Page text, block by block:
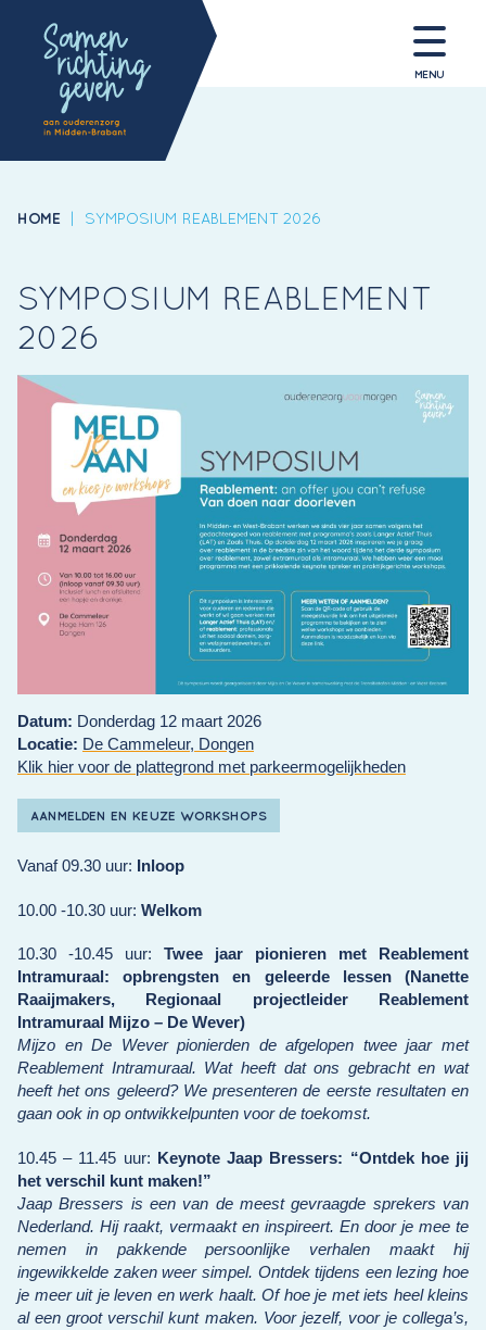
MENU
HOME | SYMPOSIUM REABLEMENT 2026
SYMPOSIUM REABLEMENT
2026
Datum: Donderdag 12 maart 2026
Locatie: De Cammeleur, Dongen
Klik hier voor de plattegrond met parkeermogelijkheden
AANMELDEN EN KEUZE WORKSHOPS
Vanaf 09.30 uur: Inloop
10.00 -10.30 uur: Welkom
10.30 -10.45 uur: Twee jaar pionieren met Reablement
Intramuraal: opbrengsten en geleerde lessen (Nanette
Raaijmakers, Regionaal projectleider Reablement
Intramuraal Mijzo – De Wever)
Mijzo en De Wever pionierden de afgelopen twee jaar met
Reablement Intramuraal. Wat heeft dat ons gebracht en wat
heeft het ons geleerd? We presenteren de eerste resultaten en
gaan ook in op ontwikkelpunten voor de toekomst.
10.45 – 11.45 uur: Keynote Jaap Bressers: “Ontdek hoe jij
het verschil kunt maken!”
Jaap Bressers is een van de meest gevraagde sprekers van
Nederland. Hij raakt, vermaakt en inspireert. En door je mee te
nemen in pakkende persoonlijke verhalen maakt hij
ingewikkelde zaken weer simpel. Ontdek tijdens een lezing hoe
je meer uit je leven en werk haalt. Of hoe je met iets heel kleins
al een groot verschil kunt maken. Voor jezelf, voor je collega’s,